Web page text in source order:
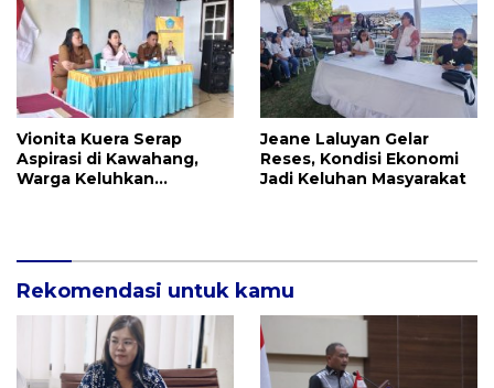
Vionita Kuera Serap
Aspirasi di Kawahang,
Warga Keluhkan
Jeane Laluyan Gelar
Reses, Kondisi Ekonomi
Jadi Keluhan Masyarakat
Rekomendasi untuk kamu